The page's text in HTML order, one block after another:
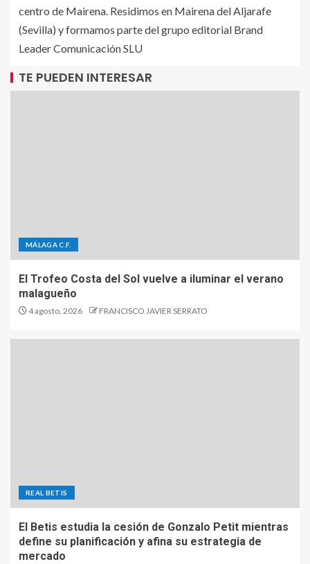
centro de Mairena. Residimos en Mairena del Aljarafe
(Sevilla) y formamos parte del grupo editorial Brand
Leader Comunicación SLU
TE PUEDEN INTERESAR
MÁLAGA C.F.
El Trofeo Costa del Sol vuelve a iluminar el verano
malagueño
4 agosto, 2026 FRANCISCO JAVIER SERRATO
REAL BETIS
El Betis estudia la cesión de Gonzalo Petit mientras
define su planificación y afina su estrategia de
mercado